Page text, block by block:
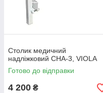
Столик медичний
надліжковий СНА-3, VIOLA
Готово до відправки
4 200 ₴